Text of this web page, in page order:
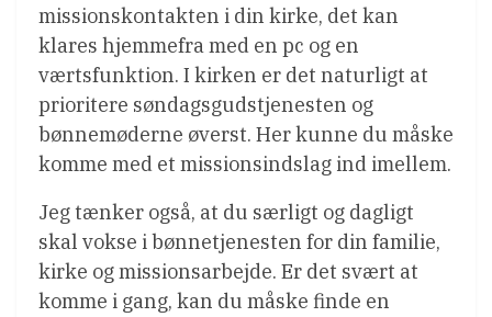
missionskontakten i din kirke, det kan
klares hjemmefra med en pc og en
værtsfunktion. I kirken er det naturligt at
prioritere søndagsgudstjenesten og
bønnemøderne øverst. Her kunne du måske
komme med et missionsindslag ind imellem.
Jeg tænker også, at du særligt og dagligt
skal vokse i bønnetjenesten for din familie,
kirke og missionsarbejde. Er det svært at
komme i gang, kan du måske finde en